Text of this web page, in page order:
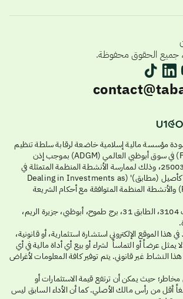
مؤسسة مالية إسلامية خاضعة لرقابة سلطة تنظيم
الخدمات المالية (FSRA) في سوق أبوظبي العالمي (ADGM) بموجب إذن
الخدمات المالية رقم 250032، وذلك لممارسة الأنشطة المنظمة المتمثلة في
'التعامل في الاستثمارات كأصيل (مطابق)' (Dealing in Investments as
Principal - Matched) والأنشطة المنظمة المتوافقة مع أحكام الشريعة
المكتب المسجل: مكتب 3104، الطابق 31، برج طموح، أبوظبي، جزيرة الريم،
الموقع الإلكتروني استشارة استثمارية، أو قانونية،
يمثل عرضاً أو التماساً لشراء أو بيع أي أداة مالية في أي
النشاط غير قانوني. يتم توفير كافة المعلومات لأغراض
مخاطر؛ حيث يمكن أن ترتفع قيمة الاستثمارات أو
أقل من رأس مالك الأصلي. كما أن الأداء السابق ليس